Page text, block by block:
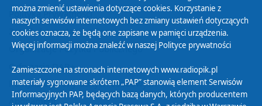
Polityka Prywatności
Zasady korzystania z Serwisu
Organizacje Pożytku Publicznego
Cyfryzacja DAB+
Polityka ochrony danych osobowych
Abonament
można zmienić ustawienia dotyczące cookies. Korzystanie z
naszych serwisów internetowych bez zmiany ustawień dotyczących
cookies oznacza, że będą one zapisane w pamięci urządzenia.
Więcej informacji można znaleźć w naszej Polityce prywatności
Zamieszczone na stronach internetowych www.radiopik.pl
materiały sygnowane skrótem „PAP” stanowią element Serwisów
Informacyjnych PAP, będących bazą danych, których producentem